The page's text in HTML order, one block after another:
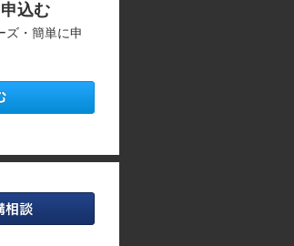
込む
ズ・簡単に申